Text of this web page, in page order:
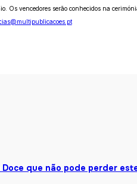
Os vencedores serão conhecidos na
que não pode perder